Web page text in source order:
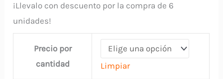
¡Llevalo con descuento por la compra de 6
unidades!
Precio por
cantidad
Limpiar